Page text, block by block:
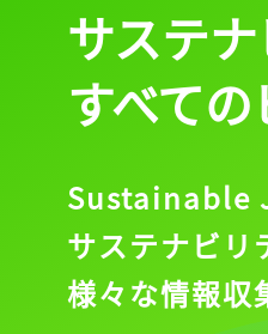
記事
サステ
すべて
Sustainable
サステナビリ
様々な情報収